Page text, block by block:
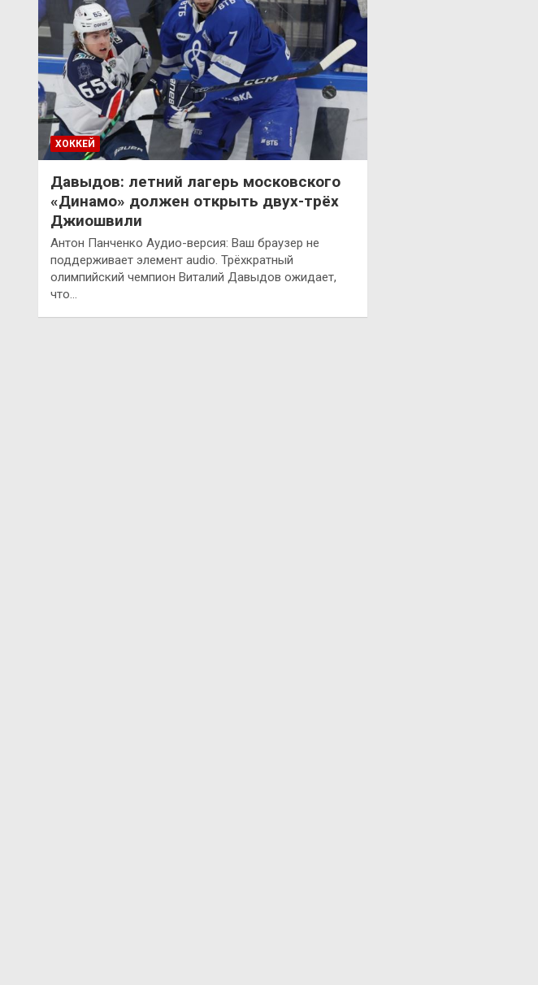
ХОККЕЙ
Давыдов: летний лагерь московского
«Динамо» должен открыть двух-трёх
Джиошвили
Антон Панченко Аудио-версия: Ваш браузер не
поддерживает элемент audio. Трёхкратный
олимпийский чемпион Виталий Давыдов ожидает,
что…